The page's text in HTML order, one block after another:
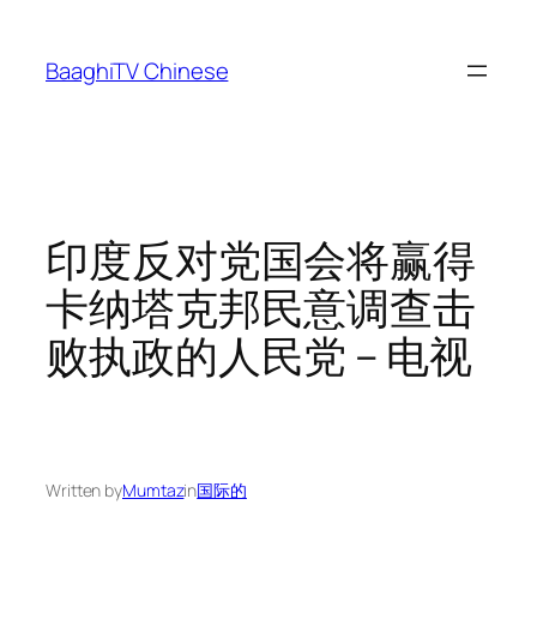
content
BaaghiTV Chinese
印度反对党国会将赢得
卡纳塔克邦民意调查击
败执政的人民党 – 电视
Written byMumtazin国际的